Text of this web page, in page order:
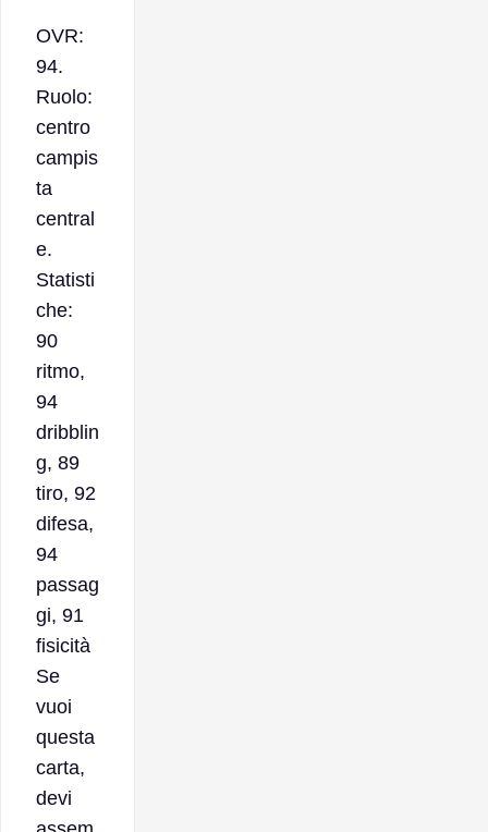
OVR:
94.
Ruolo:
centro
campis
ta
central
e.
Statisti
che:
90
ritmo,
94
dribblin
g, 89
tiro, 92
difesa,
94
passag
gi, 91
fisicità
Se
vuoi
questa
carta,
devi